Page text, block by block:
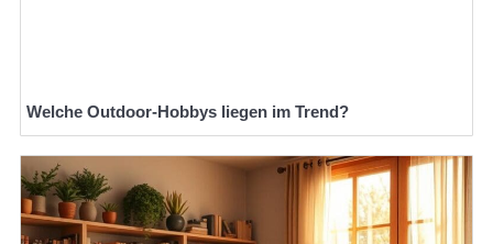
Welche Outdoor-Hobbys liegen im Trend?